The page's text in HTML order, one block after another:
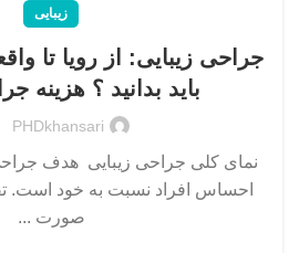
زیبایی
جراحی زیبایی: از رویا تا
باید بدانید ؟ هزینه
PHDkhansari
نمای کلی جراحی زیبایی هدف
احساس افراد نسبت به خود است.
صورت ...